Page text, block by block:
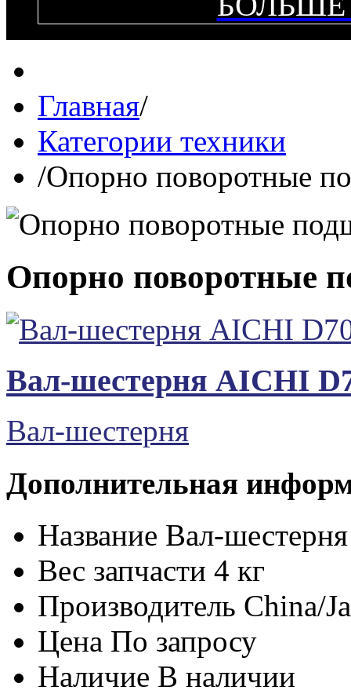
Главная/
Категории техники
/Опорно поворотные
Опорно поворотные
Вал-шестерня AICHI
Вал-шестерня
Дополнительная
Название Вал-
Вес запчасти 4 кг
Производитель China/
Цена По запросу
Наличие В наличии